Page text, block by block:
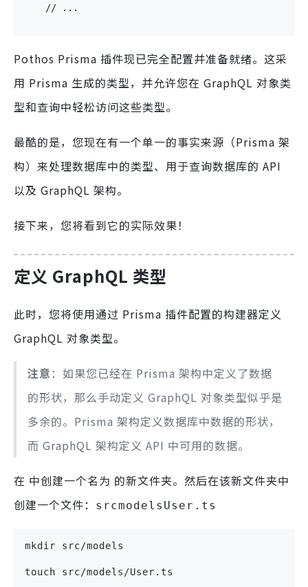
// ...
Pothos Prisma 插件现已完全配置并准备就绪。这采
用 Prisma 生成的类型，并允许您在 GraphQL 对象类
型和查询中轻松访问这些类型。
最酷的是，您现在有一个单一的事实来源（Prisma 架
构）来处理数据库中的类型、用于查询数据库的 API
以及 GraphQL 架构。
接下来，您将看到它的实际效果！
定义 GraphQL 类型
此时，您将使用通过 Prisma 插件配置的构建器定义
GraphQL 对象类型。
注意 ：如果您已经在 Prisma 架构中定义了数据
的形状，那么手动定义 GraphQL 对象类型似乎是
多余的。Prisma 架构定义数据库中数据的形状，
而 GraphQL 架构定义 API 中可用的数据。
在 中创建一个名为 的新文件夹。然后在该新文件夹中
创建一个文件：
srcmodels User.ts
mkdir src/models
touch src/models/User.ts